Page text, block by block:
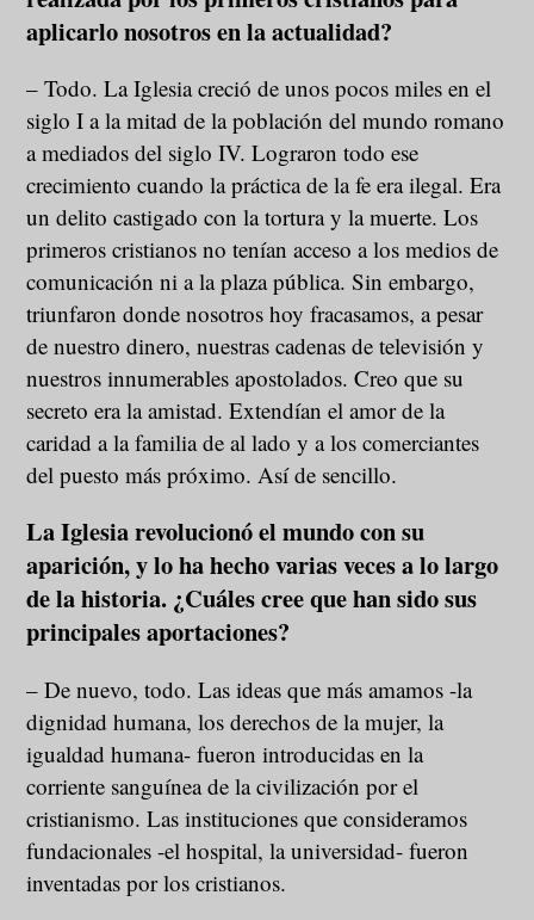
aplicarlo nosotros en la actualidad?
– Todo. La Iglesia creció de unos pocos miles en el
siglo I a la mitad de la población del mundo romano
a mediados del siglo IV. Lograron todo ese
crecimiento cuando la práctica de la fe era ilegal. Era
un delito castigado con la tortura y la muerte. Los
primeros cristianos no tenían acceso a los medios de
comunicación ni a la plaza pública. Sin embargo,
triunfaron donde nosotros hoy fracasamos, a pesar
de nuestro dinero, nuestras cadenas de televisión y
nuestros innumerables apostolados. Creo que su
secreto era la amistad. Extendían el amor de la
caridad a la familia de al lado y a los comerciantes
del puesto más próximo. Así de sencillo.
La Iglesia revolucionó el mundo con su
aparición, y lo ha hecho varias veces a lo largo
de la historia. ¿Cuáles cree que han sido sus
principales aportaciones?
– De nuevo, todo. Las ideas que más amamos -la
dignidad humana, los derechos de la mujer, la
igualdad humana- fueron introducidas en la
corriente sanguínea de la civilización por el
cristianismo. Las instituciones que consideramos
fundacionales -el hospital, la universidad- fueron
inventadas por los cristianos.